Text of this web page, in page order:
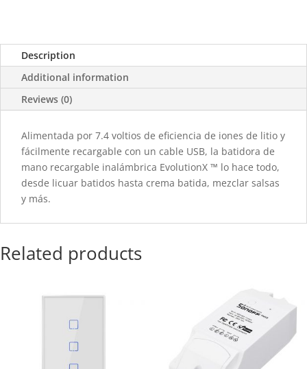
Description
Additional information
Reviews (0)
Alimentada por 7.4 voltios de eficiencia de iones de litio y
fácilmente recargable con un cable USB, la batidora de
mano recargable inalámbrica EvolutionX ™ lo hace todo,
desde licuar batidos hasta crema batida, mezclar salsas
y más.
Related products